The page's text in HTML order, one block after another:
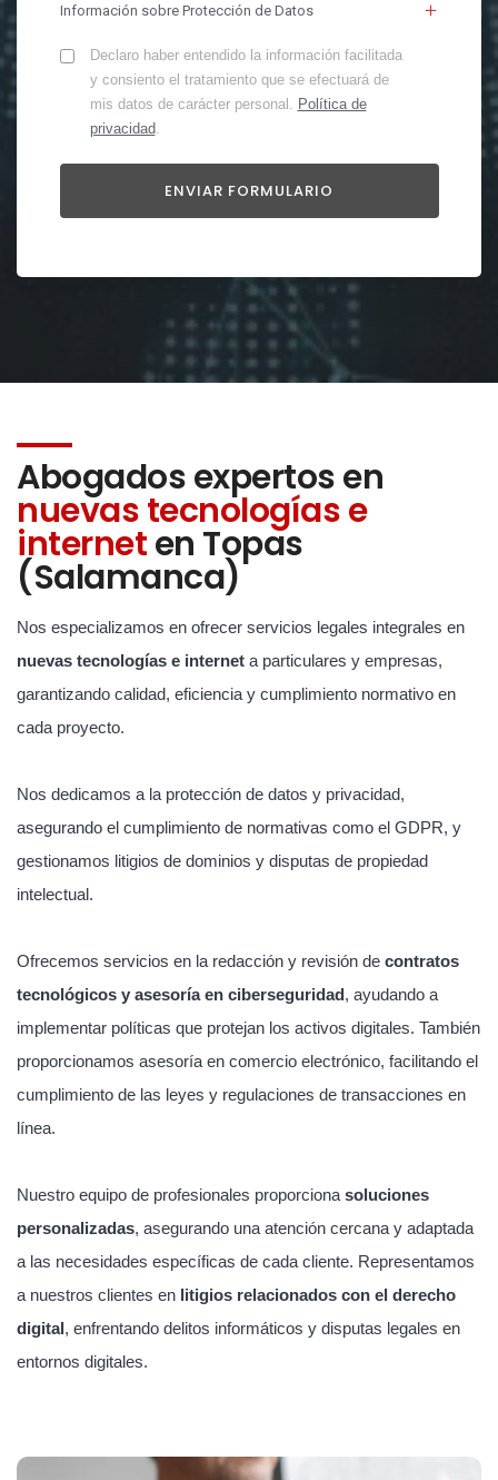
Información sobre Protección de Datos
Declaro haber entendido la información facilitada
y consiento el tratamiento que se efectuará de
mis datos de carácter personal. Política de
privacidad.
Abogados expertos en
nuevas tecnologías e
interneten Topas
(Salamanca)
Nos especializamos en ofrecer servicios legales integrales en
nuevas tecnologías e internet a particulares y empresas,
garantizando calidad, eficiencia y cumplimiento normativo en
cada proyecto.
Nos dedicamos a la protección de datos y privacidad,
asegurando el cumplimiento de normativas como el GDPR, y
gestionamos litigios de dominios y disputas de propiedad
intelectual.
Ofrecemos servicios en la redacción y revisión de contratos
tecnológicos y asesoría en ciberseguridad, ayudando a
implementar políticas que protejan los activos digitales. También
proporcionamos asesoría en comercio electrónico, facilitando el
cumplimiento de las leyes y regulaciones de transacciones en
línea.
Nuestro equipo de profesionales proporciona soluciones
personalizadas, asegurando una atención cercana y adaptada
a las necesidades específicas de cada cliente. Representamos
a nuestros clientes en litigios relacionados con el derecho
digital, enfrentando delitos informáticos y disputas legales en
entornos digitales.